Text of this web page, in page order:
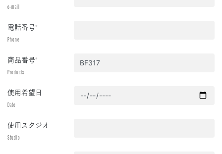
e-mail
電話番号*
Phone
商品番号*
Products
使用希望日
Date
使用スタジオ
Studio